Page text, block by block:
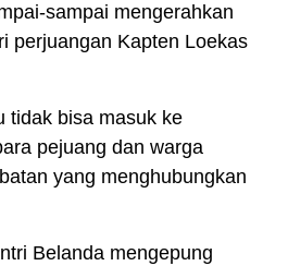
sampai mengerahkan
perjuangan Kapten Loekas
tidak bisa masuk ke
pejuang dan warga
yang menghubungkan
Belanda mengepung